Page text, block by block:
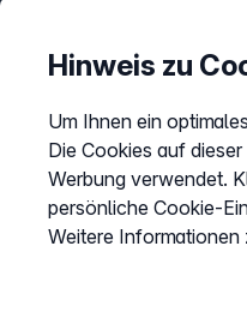
Mo.–Fr. 8–20 Uhr
Hinweis zu
Um Ihnen ein
Die Cookies auf
Werbung verwendet.
persönliche Cookie-
Weitere